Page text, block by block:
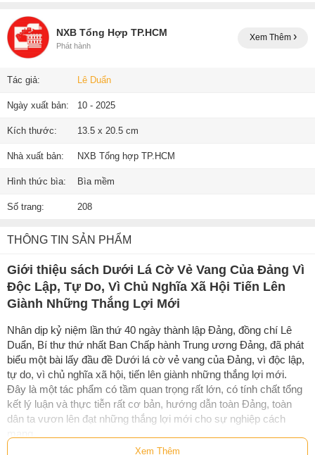
NXB Tổng Hợp TP.HCM
Phát hành
Xem Thêm
Tác giả: Lê Duẩn
Ngày xuất bản: 10 - 2025
Kích thước: 13.5 x 20.5 cm
Nhà xuất bản: NXB Tổng hợp TP.HCM
Hình thức bìa: Bìa mềm
Số trang: 208
THÔNG TIN SẢN PHẨM
Giới thiệu sách Dưới Lá Cờ Vẻ Vang Của Đảng Vì
Độc Lập, Tự Do, Vì Chủ Nghĩa Xã Hội Tiến Lên
Giành Những Thắng Lợi Mới
Nhân dịp kỷ niệm lần thứ 40 ngày thành lập Đảng, đồng chí Lê
Duẩn, Bí thư thứ nhất Ban Chấp hành Trung ương Đảng, đã phát
biểu một bài lấy đầu đề Dưới lá cờ vẻ vang của Đảng, vì độc lập,
tự do, vì chủ nghĩa xã hội, tiến lên giành những thắng lợi mới.
Đây là một tác phẩm có tầm quan trọng rất lớn, có tính chất tổng
kết lý luận và thực tiễn rất cơ bản, hướng dẫn toàn Đảng, toàn
dân ta vươn lên đạt những thắng lợi mới cho sự nghiệp cách
Xem Thêm